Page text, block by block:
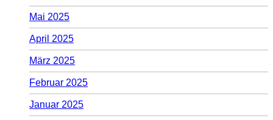
Mai 2025
April 2025
März 2025
Februar 2025
Januar 2025